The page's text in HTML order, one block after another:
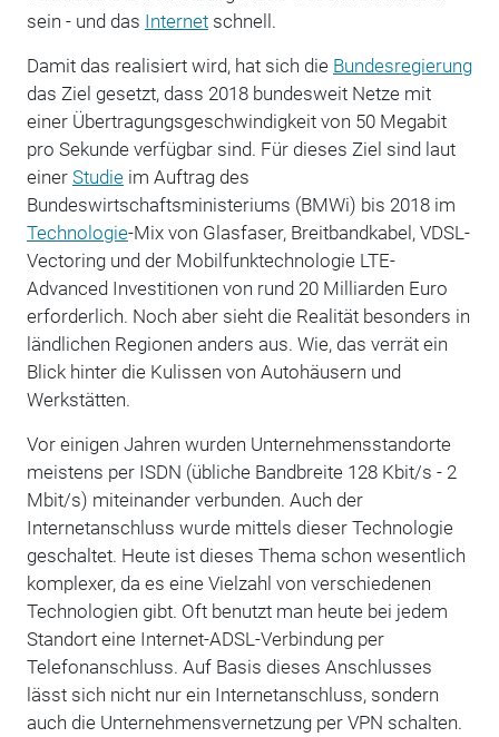
sein - und das Internetschnell.
Damit das realisiert wird, hat sich die Bundesregierung
das Ziel gesetzt, dass 2018 bundesweit Netze mit
einer Übertragungsgeschwindigkeit von 50 Megabit
pro Sekunde verfügbar sind. Für dieses Ziel sind laut
einer Studieim Auftrag des
Bundeswirtschaftsministeriums (BMWi) bis 2018 im
Technologie-Mix von Glasfaser, Breitbandkabel, VDSL-
Vectoring und der Mobilfunktechnologie LTE-
Advanced Investitionen von rund 20 Milliarden Euro
erforderlich. Noch aber sieht die Realität besonders in
ländlichen Regionen anders aus. Wie, das verrät ein
Blick hinter die Kulissen von Autohäusern und
Werkstätten.
Vor einigen Jahren wurden Unternehmensstandorte
meistens per ISDN (übliche Bandbreite 128 Kbit/s - 2
Mbit/s) miteinander verbunden. Auch der
Internetanschluss wurde mittels dieser Technologie
geschaltet. Heute ist dieses Thema schon wesentlich
komplexer, da es eine Vielzahl von verschiedenen
Technologien gibt. Oft benutzt man heute bei jedem
Standort eine Internet-ADSL-Verbindung per
Telefonanschluss. Auf Basis dieses Anschlusses
lässt sich nicht nur ein Internetanschluss, sondern
auch die Unternehmensvernetzung per VPN schalten.